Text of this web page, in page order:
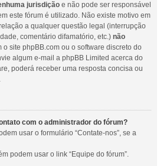
jurisdição e não pode ser responsável
este fórum é utilizado. Não existe motivo em
a qualquer questão legal (interrupção
comentário difamatório, etc.) não
o site phpBB.com ou o software discreto do
algum e-mail a phpBB Limited acerca do
poderá receber uma resposta concisa ou
com o administrador do fórum?
usar o formulário “Contate-nos”, se a
podem usar o link “Equipe do fórum”.